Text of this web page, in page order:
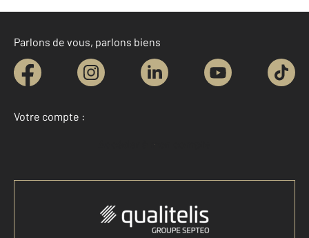
Parlons de vous, parlons biens
Votre compte :
Accéder à mon compte